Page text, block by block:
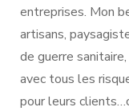
entreprises. Mon
artisans,
de guerre
avec tous les
pour leurs